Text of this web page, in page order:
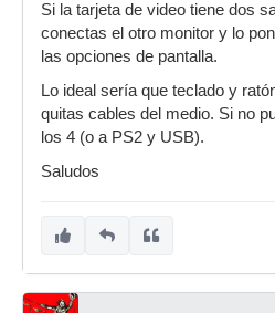
Si la tarjeta de video tiene dos
conectas el otro monitor y lo
las opciones de pantalla.
Lo ideal sería que teclado y
quitas cables del medio. Si no
los 4 (o a PS2 y USB).
Saludos